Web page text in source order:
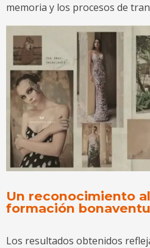
memoria y los procesos de
Un reconocimiento
formación
Los resultados obtenidos